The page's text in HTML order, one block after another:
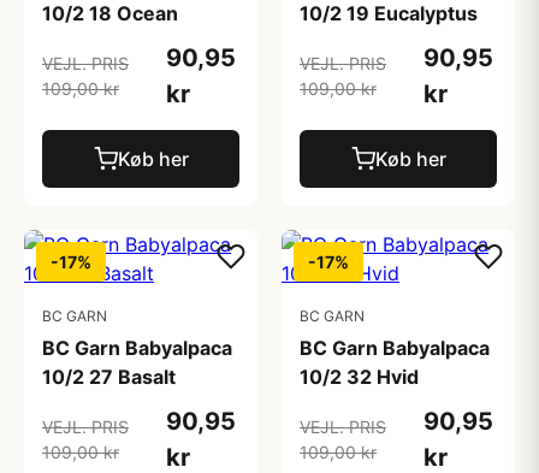
10/2 18 Ocean
VEJL. PRIS
109,00 kr
90,95
kr
Køb her
10/2 19 Eucalyptus
VEJL. PRIS
109,00 kr
90,95
kr
Køb her
-17%
BC GARN
BC Garn Babyalpaca
10/2 27 Basalt
VEJL. PRIS
109,00 kr
90,95
kr
-17%
BC GARN
BC Garn Babyalpaca
10/2 32 Hvid
VEJL. PRIS
109,00 kr
90,95
kr